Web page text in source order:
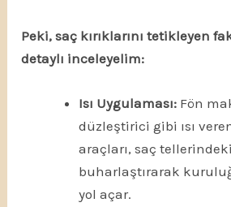
Peki, saç kırıklarını tetikleyen
detaylı inceleyelim:
Isı Uygulaması: Fön
düzleştirici gibi ısı
araçları, saç
buharlaştırarak
yol açar.